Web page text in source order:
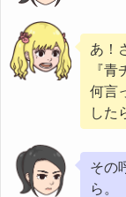
あ！
『
何言
した
その
ら。